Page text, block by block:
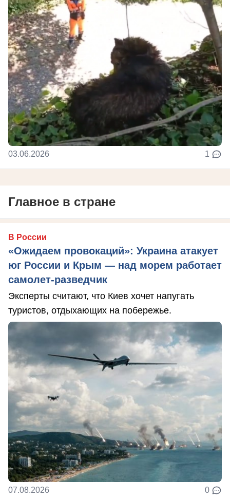
03.06.2026 1
Главное в стране
В России
«Ожидаем провокаций»: Украина атакует
юг России и Крым — над морем работает
самолет-разведчик
Эксперты считают, что Киев хочет напугать
туристов, отдыхающих на побережье.
07.08.2026 0